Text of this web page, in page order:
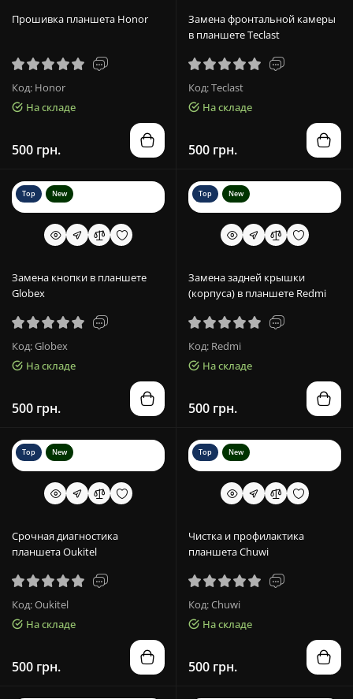
Прошивка планшета Honor
Код: Honor
На складе
500 грн.
Замена фронтальной камеры
в планшете Teclast
Код: Teclast
На складе
500 грн.
Top New
Замена кнопки в планшете
Globex
Код: Globex
На складе
500 грн.
Top New
Замена задней крышки
(корпуса) в планшете Redmi
Код: Redmi
На складе
500 грн.
Top New
Срочная диагностика
планшета Oukitel
Код: Oukitel
На складе
500 грн.
Top New
Чистка и профилактика
планшета Chuwi
Код: Chuwi
На складе
500 грн.